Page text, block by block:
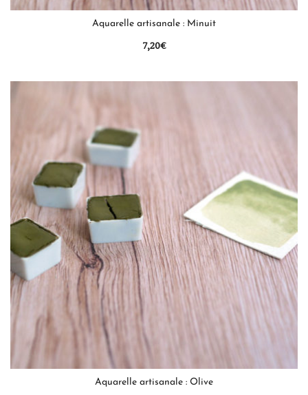
QUICK VIEW
Aquarelle artisanale : Minuit
7,20€
QUICK VIEW
Aquarelle artisanale : Olive